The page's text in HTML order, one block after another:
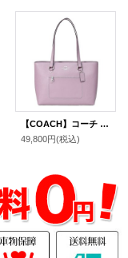
【COACH】コーチ バッグ トート レザー ステーション ジップ トートバッグ ジャスミン〔日本未発売〕
49,800円(税込)